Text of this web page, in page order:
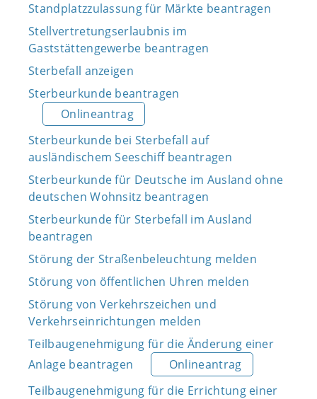
Standplatzzulassung für Märkte beantragen
Stellvertretungserlaubnis im
Gaststättengewerbe beantragen
Sterbefall anzeigen
Sterbeurkunde beantragen
Onlineantrag
Sterbeurkunde bei Sterbefall auf
ausländischem Seeschiff beantragen
Sterbeurkunde für Deutsche im Ausland ohne
deutschen Wohnsitz beantragen
Sterbeurkunde für Sterbefall im Ausland
beantragen
Störung der Straßenbeleuchtung melden
Störung von öffentlichen Uhren melden
Störung von Verkehrszeichen und
Verkehrseinrichtungen melden
Teilbaugenehmigung für die Änderung einer
Anlage beantragen
Onlineantrag
Teilbaugenehmigung für die Errichtung einer